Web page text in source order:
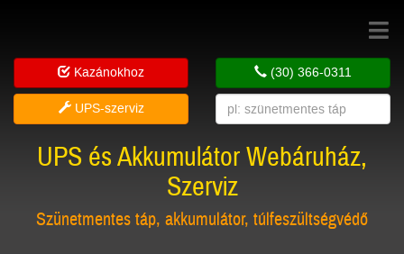
Toggle
Kazánokhoz
UPS-szerviz
(30) 366-0311
UPS és Akkumulátor Webáruház,
Szerviz
Szünetmentes táp, akkumulátor, túlfeszültségvédő